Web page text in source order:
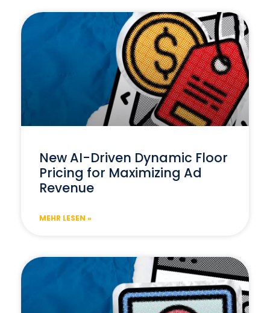
New AI-Driven Dynamic Floor
Pricing for Maximizing Ad
Revenue
MEHR LESEN »